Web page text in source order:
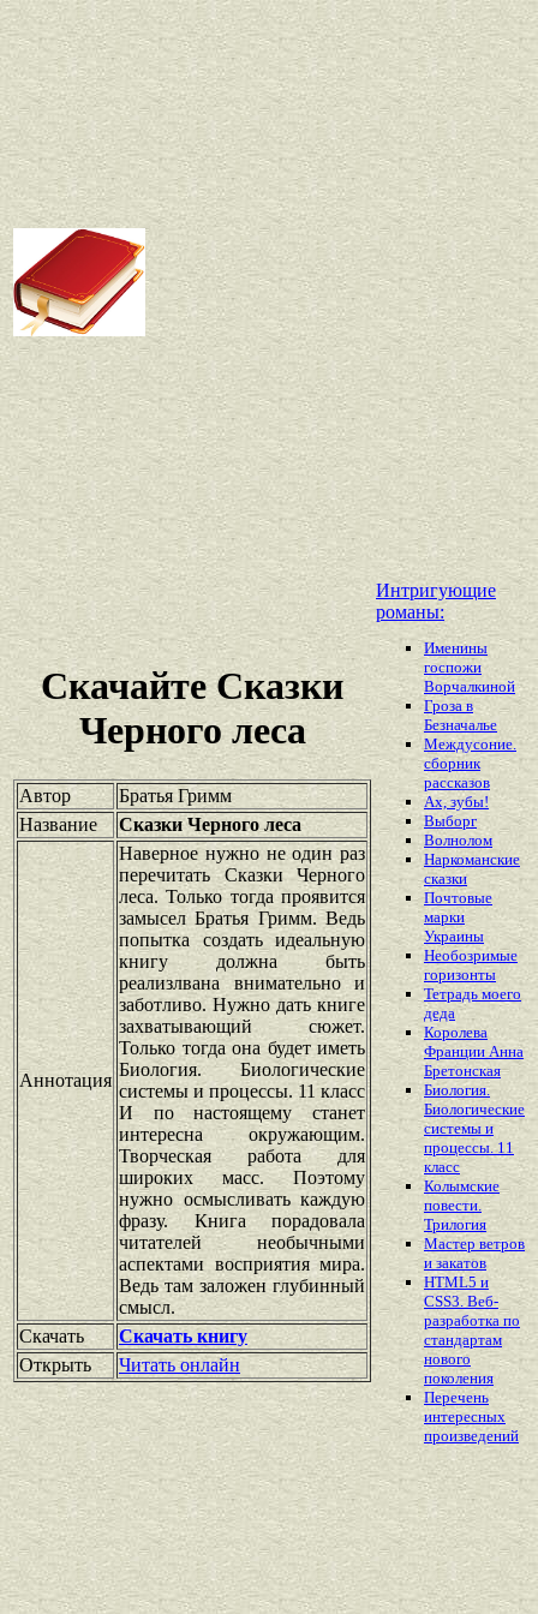
Скачайте Сказки
Черного леса
Автор
Братья Гримм
Название
Сказки Черного леса
Аннотация
Наверное нужно не один раз
перечитать Сказки Черного
леса. Только тогда проявится
замысел Братья Гримм. Ведь
попытка создать идеальную
книгу должна быть
реализлвана внимательно и
заботливо. Нужно дать книге
захватывающий сюжет.
Только тогда она будет иметь
Биология. Биологические
системы и процессы. 11 класс
И по настоящему станет
интересна окружающим.
Творческая работа для
широких масс. Поэтому
нужно осмысливать каждую
фразу. Книга порадовала
читателей необычными
аспектами восприятия мира.
Ведь там заложен глубинный
смысл.
Скачать
Скачать книгу
Открыть
Читать онлайн
Интригующие
романы:
Именины
госпожи
Ворчалкиной
Гроза в
Безначалье
Междусоние.
сборник
рассказов
Ах, зубы!
Выборг
Волнолом
Наркоманские
сказки
Почтовые
марки
Украины
Необозримые
горизонты
Тетрадь моего
деда
Королева
Франции Анна
Бретонская
Биология.
Биологические
системы и
процессы. 11
класс
Колымские
повести.
Трилогия
Мастер ветров
и закатов
HTML5 и
CSS3. Веб-
разработка по
стандартам
нового
поколения
Перечень
интересных
произведений